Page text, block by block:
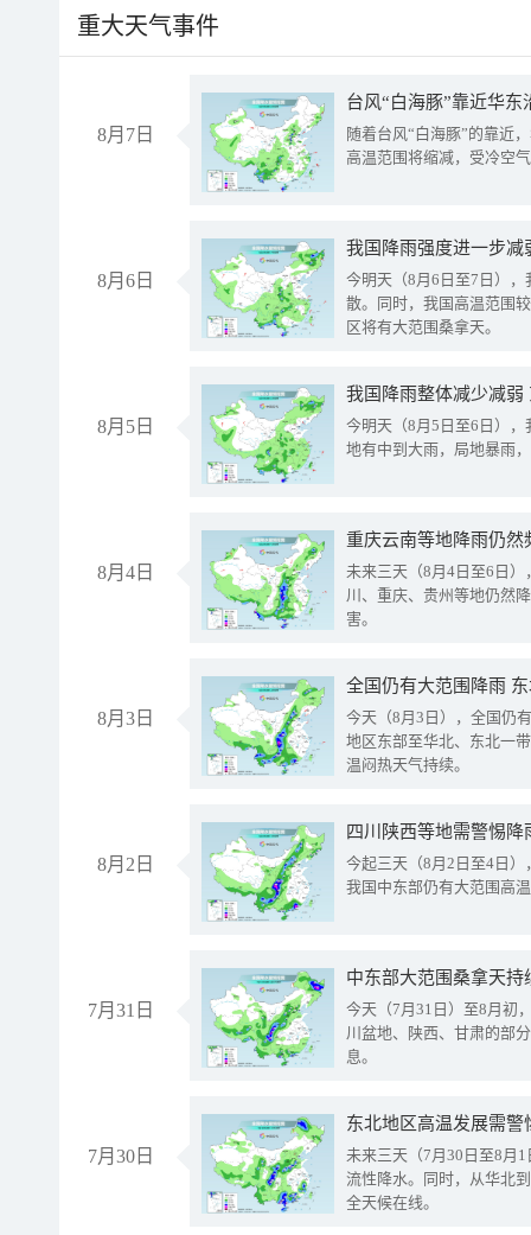
重大天气事件
8月7日
台风“白海豚”靠近华
随着台风“白海豚”的靠近
高温范围将缩减，受冷空
8月6日
今明天（8月6日至7日）
散。同时，我国高温范围
区将有大范围桑拿天。
8月5日
我国降雨整体减少减弱
今明天（8月5日至6日）
地有中到大雨，局地暴雨
8月4日
重庆云南等地降雨仍然
未来三天（8月4日至6日
川、重庆、贵州等地仍然
害。
8月3日
全国仍有大范围降雨
今天（8月3日），全国仍
地区东部至华北、东北一
温闷热天气持续。
8月2日
今起三天（8月2日至4日
我国中东部仍有大范围高
7月31日
中东部大范围桑拿天
今天（7月31日）至8月初
川盆地、陕西、甘肃的部
息。
7月30日
东北地区高温发展需
未来三天（7月30日至8月
流性降水。同时，从华北
全天候在线。